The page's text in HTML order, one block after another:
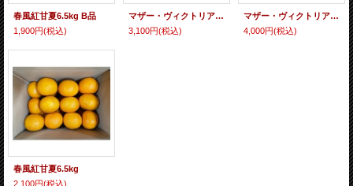
春風紅甘夏6.5kg B品
1,900円(税込)
マザー・ヴィクトリア5kg （名誉の負傷：B品）
3,100円(税込)
マザー・ヴィクトリア5kg
4,000円(税込)
春風紅甘夏6.5kg
2,100円(税込)